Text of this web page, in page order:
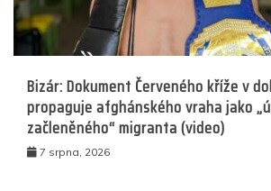
Bizár: Dokument Červeného kříže v
propaguje afghánského vraha jako
začleněného“ migranta (video)
7 srpna, 2026